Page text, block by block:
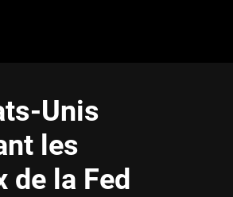
Unis
les
de la Fed